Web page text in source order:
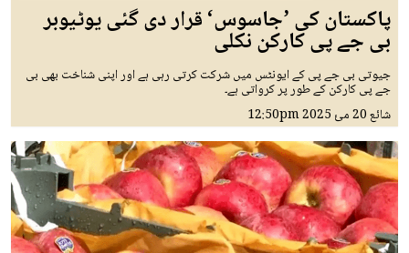
پاکستان کی ’جاسوس‘ قرار دی گئی یوٹیوبر
بی جے پی کارکن نکلی
جیوتی بی جے پی کے ایونٹس میں شرکت کرتی رہی ہے اور اپنی شناخت بھی بی
جے پی کارکن کے طور پر کرواتی ہے۔
شائع20 مئ 2025 12:50pm